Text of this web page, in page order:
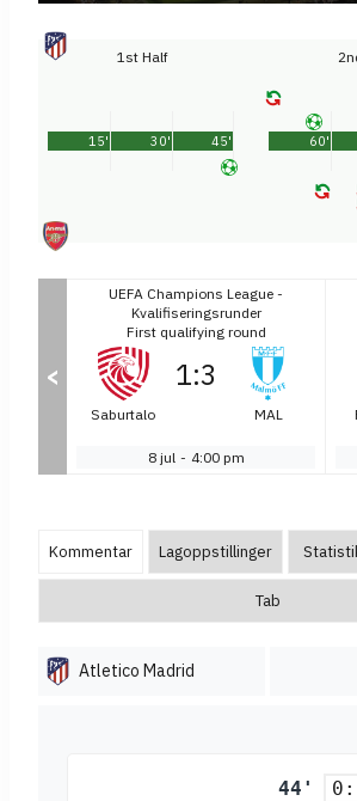
1st Half
45'
15' 30' 60'
UEFA Champions League -
Kvalifiseringsrunder
First qualifying round
Saburtalo
1:3
MAL
8 jul - 4:00 pm
<
Kommentar Lagoppstillinger
Tab
Atletico Madrid
44'